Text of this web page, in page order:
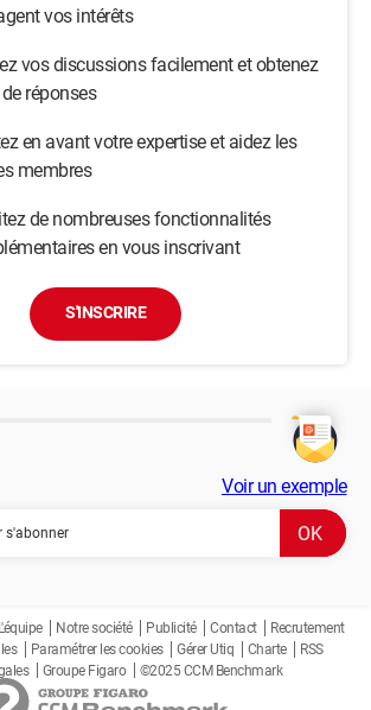
vos intérêts
vos discussions facilement et obtenez
réponses
en avant votre expertise et aidez les
membres
de nombreuses fonctionnalités
en vous inscrivant
S'INSCRIRE
Voir un exemple
L'équipe Notre société Publicité Contact
Recrutement
Paramétrer les cookies Gérer Utiq Charte
RSS
Groupe Figaro ©2025 CCM Benchmark